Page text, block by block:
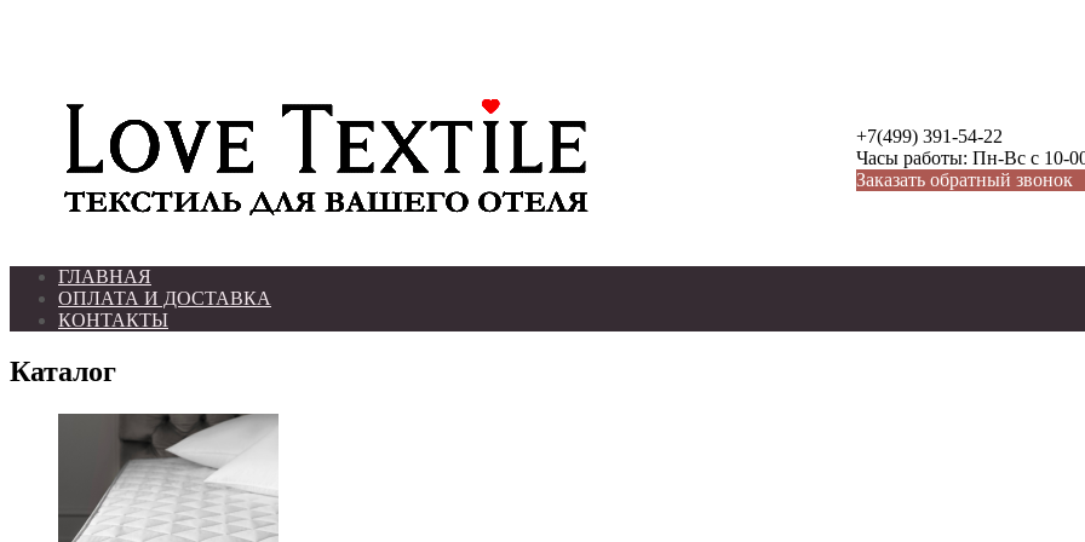
+7(499) 391-54-22
Часы работы: Пн-Вс с 10-
Заказать обратный звонок
ГЛАВНАЯ
ОПЛАТА И ДОСТАВКА
КОНТАКТЫ
Каталог